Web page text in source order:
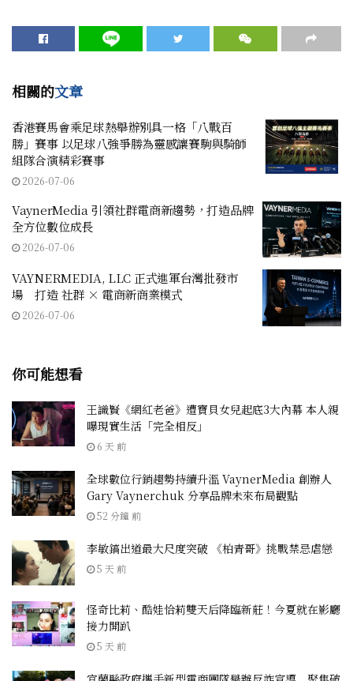
相關的文章
香港賽馬會乘足球熱舉辦別具一格「八戰百
勝」賽事 以足球八強爭勝為靈感讓賽駒與騎師
組隊合演精彩賽事
2026-07-06
VaynerMedia 引領社群電商新趨勢，打造品牌
全方位數位成長
2026-07-06
VAYNERMEDIA, LLC 正式進軍台灣批發市
場 打造 社群 × 電商新商業模式
2026-07-06
你可能想看
王識賢《網紅老爸》遭寶貝女兒起底3大內幕 本人親
曝現實生活「完全相反」
6 天 前
全球數位行銷趨勢持續升溫 VaynerMedia 創辦人
Gary Vaynerchuk 分享品牌未來布局觀點
52 分鐘 前
李敏鎬出道最大尺度突破 《柏青哥》挑戰禁忌虐戀
5 天 前
怪奇比莉、酷娃恰莉雙天后降臨新莊！今夏就在影廳
接力開趴
5 天 前